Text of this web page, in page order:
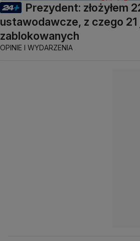
Prezydent: złożyłem
ustawodawcze, z czego
zablokowanych
OPINIE I WYDARZENIA